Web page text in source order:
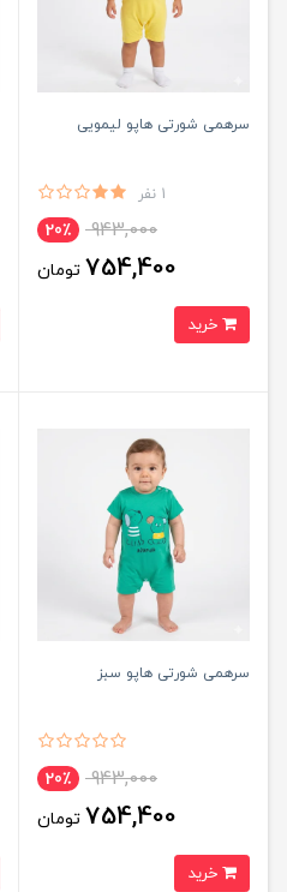
سرهمی شورتی هاپو لیمویی
1 نفر
943,000 20٪
754,400 تومان
سرهمی شورتی هاپو سبز
943,000 20٪
754,400 تومان